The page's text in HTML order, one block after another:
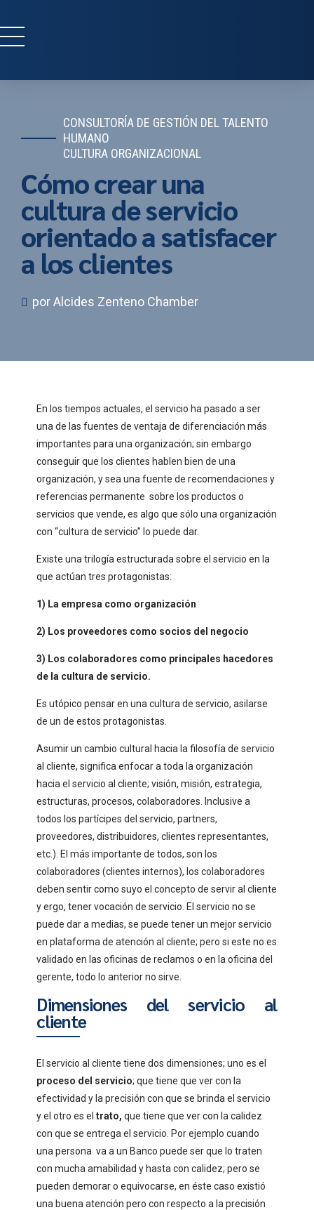
CONSULTORÍA DE GESTIÓN DEL TALENTO
HUMANO
CULTURA ORGANIZACIONAL
Cómo crear una
cultura de servicio
orientado a satisfacer
a los clientes
por Alcides Zenteno Chamber
En los tiempos actuales, el servicio ha pasado a ser
una de las fuentes de ventaja de diferenciación más
importantes para una organización; sin embargo
conseguir que los clientes hablen bien de una
organización, y sea una fuente de recomendaciones y
referencias permanente sobre los productos o
servicios que vende, es algo que sólo una organización
con “cultura de servicio” lo puede dar.
Existe una trilogía estructurada sobre el servicio en la
que actúan tres protagonistas:
1) La empresa como organización
2) Los proveedores como socios del negocio
3) Los colaboradores como principales hacedores
de la cultura de servicio.
Es utópico pensar en una cultura de servicio, asilarse
de un de estos protagonistas.
Asumir un cambio cultural hacia la filosofía de servicio
al cliente, significa enfocar a toda la organización
hacia el servicio al cliente; visión, misión, estrategia,
estructuras, procesos, colaboradores. Inclusive a
todos los partícipes del servicio, partners,
proveedores, distribuidores, clientes representantes,
etc.). El más importante de todos, son los
colaboradores (clientes internos), los colaboradores
deben sentir como suyo el concepto de servir al cliente
y ergo, tener vocación de servicio. El servicio no se
puede dar a medias, se puede tener un mejor servicio
en plataforma de atención al cliente; pero si este no es
validado en las oficinas de reclamos o en la oficina del
gerente, todo lo anterior no sirve.
Dimensiones del servicio al
cliente
El servicio al cliente tiene dos dimensiones; uno es el
proceso del servicio; que tiene que ver con la
efectividad y la precisión con que se brinda el servicio
y el otro es eltrato,que tiene que ver con la calidez
con que se entrega el servicio. Por ejemplo cuando
una persona va a un Banco puede ser que lo traten
con mucha amabilidad y hasta con calidez; pero se
pueden demorar o equivocarse, en éste caso existió
una buena atención pero con respecto a la precisión